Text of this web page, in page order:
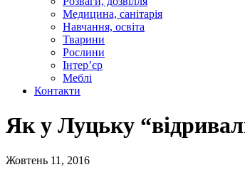
Медицина, санітарія
Навчання, освіта
Тварини
Рослини
Інтер’єр
Меблі
Контакти
Як у Луцьку
Жовтень 11, 2016